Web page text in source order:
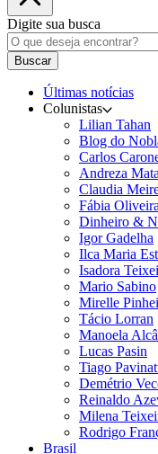
Digite sua busca
Buscar
Últimas notícias
Colunistas
Lilian Tahan
Blog do
Carlos
Andreza
Claudia
Fábia Oliveira
Dinheiro &
Igor Gadelha
Ilca Maria
Isadora
Mario Sabino
Mirelle
Tácio Lorran
Manoela
Lucas Pasin
Tiago
Demétrio
Reinaldo
Milena
Rodrigo
Brasil